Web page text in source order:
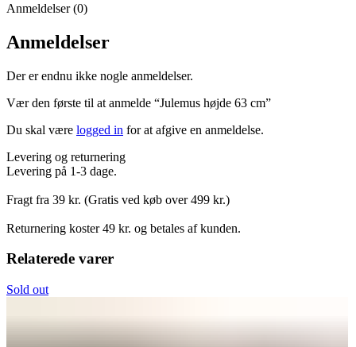
Anmeldelser (0)
Anmeldelser
Der er endnu ikke nogle anmeldelser.
Vær den første til at anmelde “Julemus højde 63 cm”
Du skal være logged in for at afgive en anmeldelse.
Levering og returnering
Levering på 1-3 dage.
Fragt fra 39 kr. (Gratis ved køb over 499 kr.)
Returnering koster 49 kr. og betales af kunden.
Relaterede varer
Sold out